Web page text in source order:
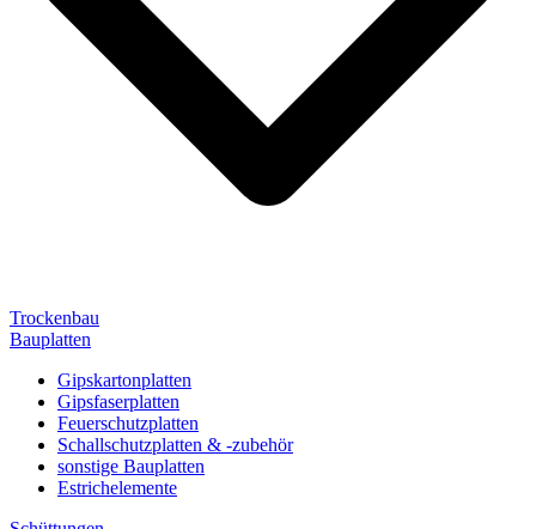
Trockenbau
Bauplatten
Gipskartonplatten
Gipsfaserplatten
Feuerschutzplatten
Schallschutzplatten & -zubehör
sonstige Bauplatten
Estrichelemente